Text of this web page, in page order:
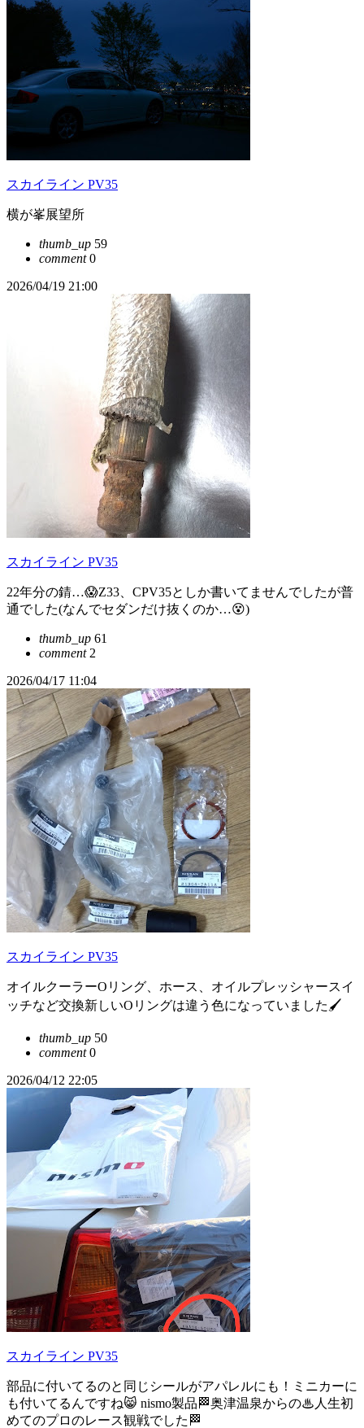
スカイライン PV35
横が峯展望所
thumb_up 59
comment0
2026/04/19 21:00
スカイライン PV35
22年分の錆…😱Z33、CPV35としか書いてませんでしたが普
通でした(なんでセダンだけ抜くのか…😵)
thumb_up 61
comment2
2026/04/17 11:04
スカイライン PV35
オイルクーラーOリング、ホース、オイルプレッシャースイ
ッチなど交換新しいOリングは違う色になっていました🖌️
thumb_up 50
comment0
2026/04/12 22:05
スカイライン PV35
部品に付いてるのと同じシールがアパレルにも！ミニカーに
も付いてるんですね😸 nismo製品🏁奥津温泉からの♨人生初
めてのプロのレース観戦でした🏁